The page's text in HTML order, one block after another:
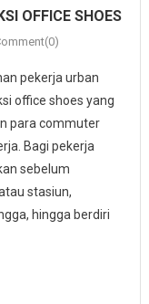
OFFICE SHOES
pekerja urban
office shoes yang
para commuter
Bagi pekerja
sebelum
stasiun,
hingga berdiri